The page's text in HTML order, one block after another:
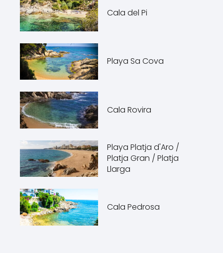
Cala del Pi
Playa Sa Cova
Cala Rovira
Playa Platja d'Aro /
Platja Gran / Platja
Llarga
Cala Pedrosa